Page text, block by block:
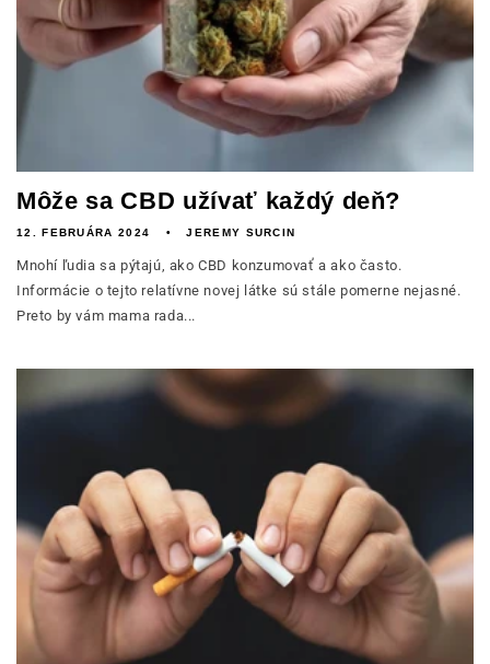
Môže sa CBD užívať každý deň?
12. FEBRUÁRA 2024 JEREMY SURCIN
Mnohí ľudia sa pýtajú, ako CBD konzumovať a ako často.
Informácie o tejto relatívne novej látke sú stále pomerne nejasné.
Preto by vám mama rada...